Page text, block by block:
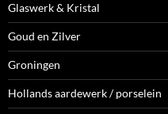
Glaswerk & Kristal
Goud en Zilver
Groningen
Hollands aardewerk / porselein